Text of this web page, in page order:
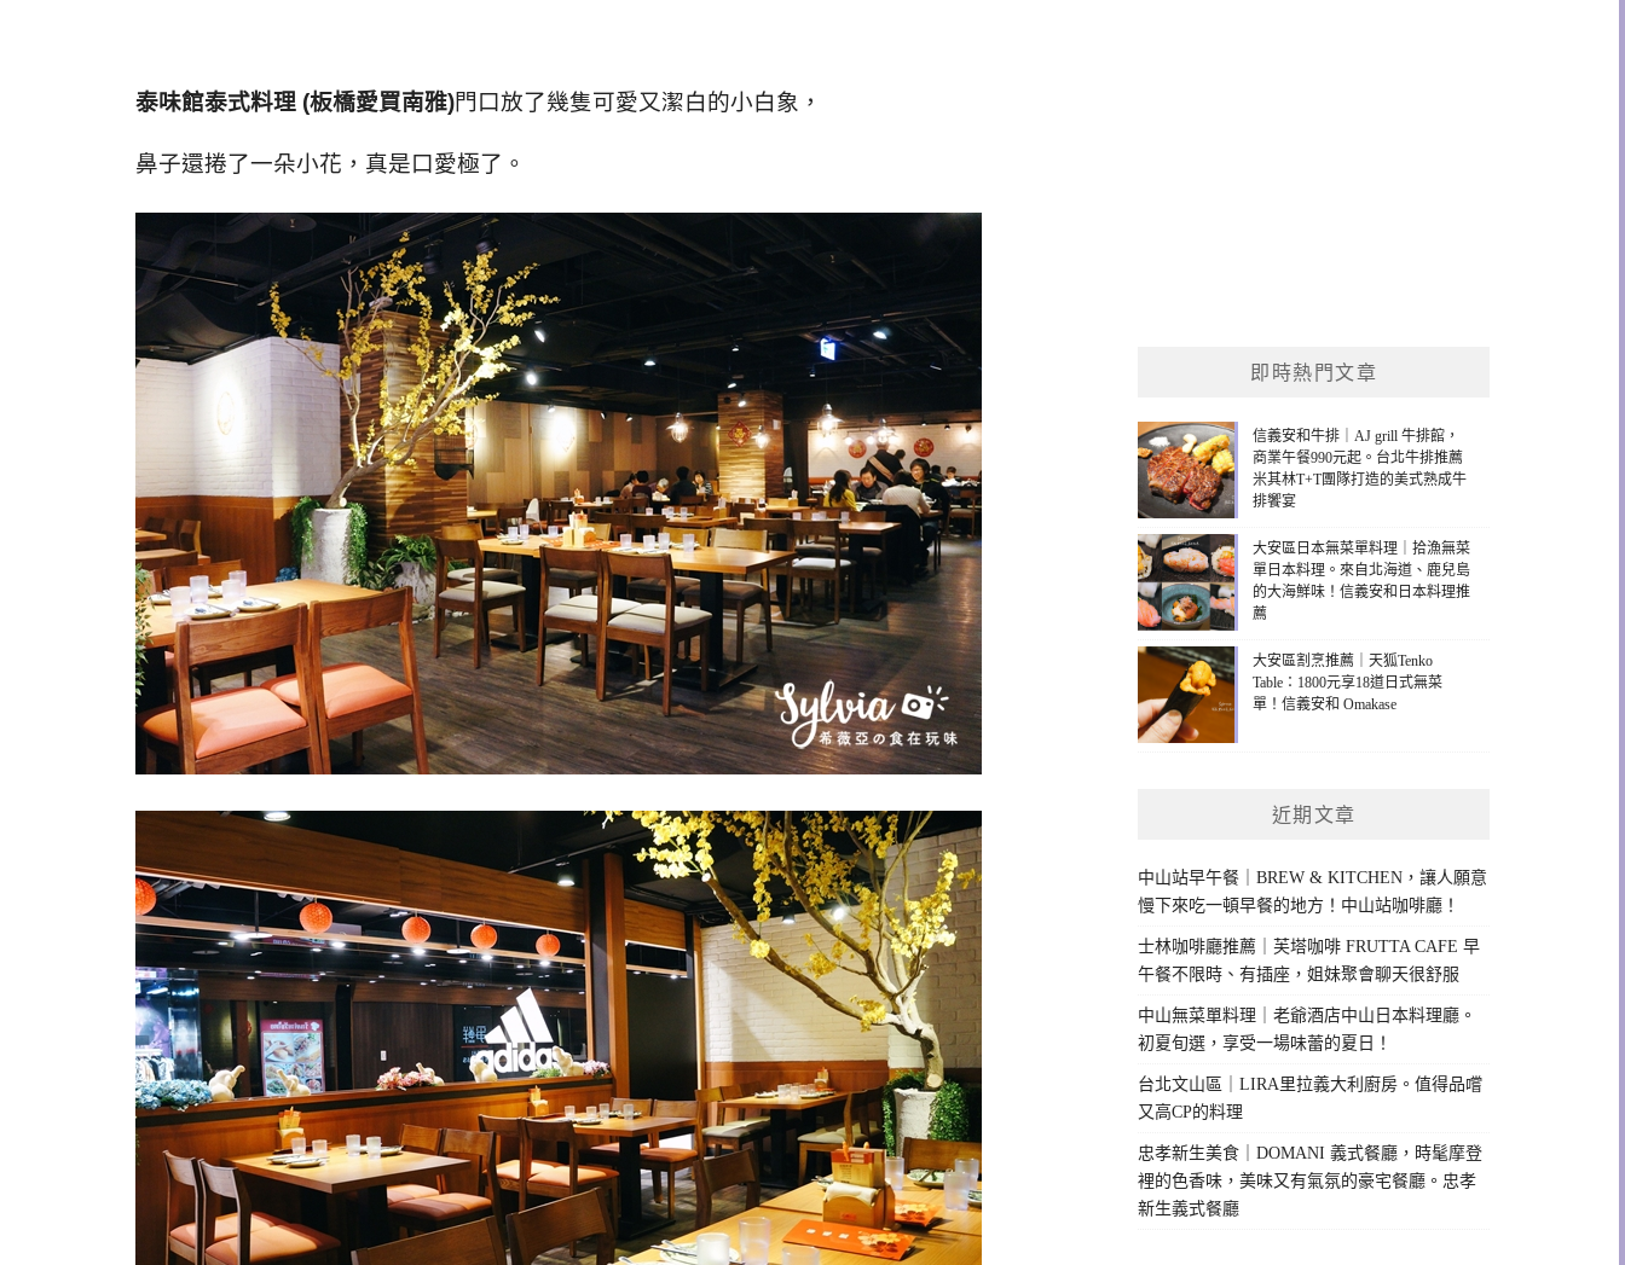
泰味館泰式料理 (板橋愛買南雅)門口放了幾隻可愛又潔白的小白象，
鼻子還捲了一朵小花，真是口愛極了。
即時熱門文章
信義安和牛排｜AJ grill 牛排館，
商業午餐990元起。台北牛排推薦
米其林T+T團隊打造的美式熟成牛
排饗宴
大安區日本無菜單料理｜拾漁無菜
單日本料理。來自北海道、鹿兒島
的大海鮮味！信義安和日本料理推
薦
大安區割烹推薦｜天狐Tenko
Table：1800元享18道日式無菜
單！信義安和 Omakase
近期文章
中山站早午餐｜BREW & KITCHEN，讓人願意
慢下來吃一頓早餐的地方！中山站咖啡廳！
士林咖啡廳推薦｜芙塔咖啡 FRUTTA CAFE 早
午餐不限時、有插座，姐妹聚會聊天很舒服
中山無菜單料理｜老爺酒店中山日本料理廳。
初夏旬選，享受一場味蕾的夏日！
台北文山區｜LIRA里拉義大利廚房。值得品嚐
又高CP的料理
忠孝新生美食｜DOMANI 義式餐廳，時髦摩登
裡的色香味，美味又有氣氛的豪宅餐廳。忠孝
新生義式餐廳